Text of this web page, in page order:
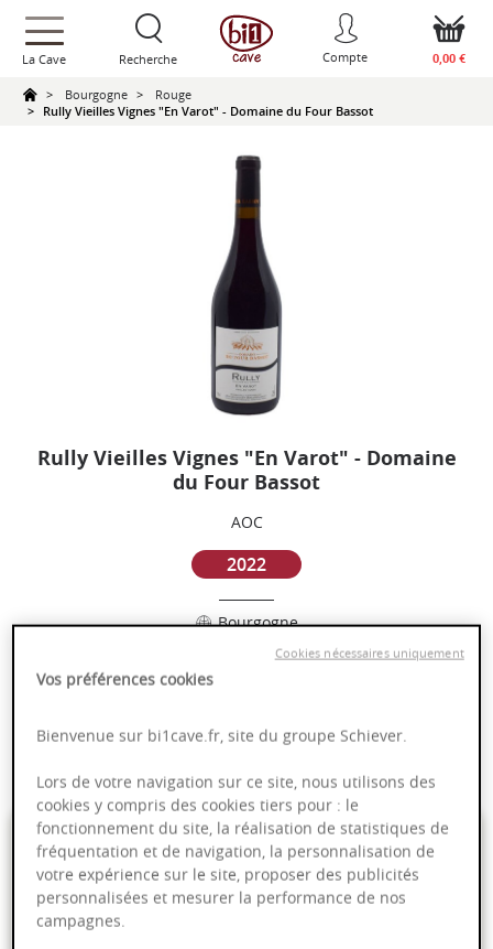
text.skipToContent
text.skipToNavigation
La Cave Recherche Compte 0,00 €
Bourgogne
Rouge
Rully Vieilles Vignes "En Varot" - Domaine du Four Bassot
Rully Vieilles Vignes "En Varot" - Domaine
du Four Bassot
AOC
2022
Bourgogne
Puissant
Epicé
19,95 €
75cl- soit 26,60 €/ L
Vos préférences cookies
Bienvenue sur bi1cave.fr, site du groupe Schiever.
Lors de votre navigation sur ce site, nous utilisons des
cookies y compris des cookies tiers pour : le
fonctionnement du site, la réalisation de statistiques de
fréquentation et de navigation, la personnalisation de
votre expérience sur le site, proposer des publicités
personnalisées et mesurer la performance de nos
campagnes.
Cookies nécessaires uniquement